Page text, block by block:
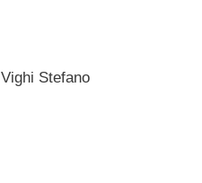
Stefano